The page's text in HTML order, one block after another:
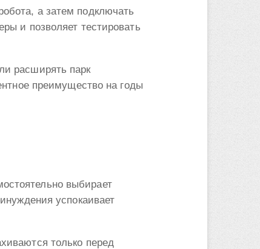
а затем подключать
и позволяет тестировать
расширять парк
преимущество на годы
выбирает
успокаивает
только перед